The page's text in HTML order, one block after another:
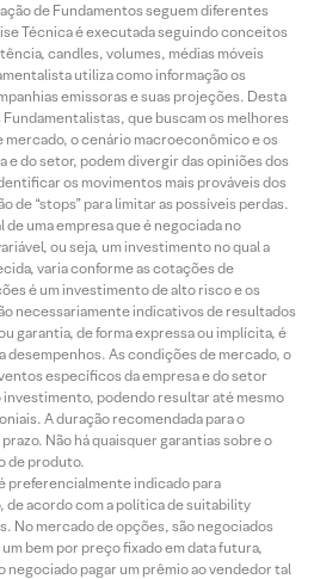
de Fundamentos seguem diferentes
Técnica é executada seguindo conceitos
candles, volumes, médias móveis
utiliza como informação os
emissoras e suas projeções. Desta
que buscam os melhores
mercado, o cenário macroeconômico e os
e do setor, podem divergir das opiniões dos
os movimentos mais prováveis dos
de “stops” para limitar as possíveis perdas.
de uma empresa que é negociada no
ou seja, um investimento no qual a
varia conforme as cotações de
é um investimento de alto risco e os
necessariamente indicativos de resultados
garantia, de forma expressa ou implícita, é
desempenhos. As condições de mercado, o
específicos da empresa e do setor
investimento, podendo resultar até mesmo
A duração recomendada para o
Não há quaisquer garantias sobre o
de produto.
preferencialmente indicado para
acordo com a política de suitability
No mercado de opções, são negociados
bem por preço fixado em data futura,
pagar um prêmio ao vendedor tal